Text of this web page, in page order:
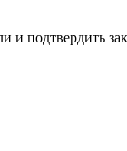
и подтвердить